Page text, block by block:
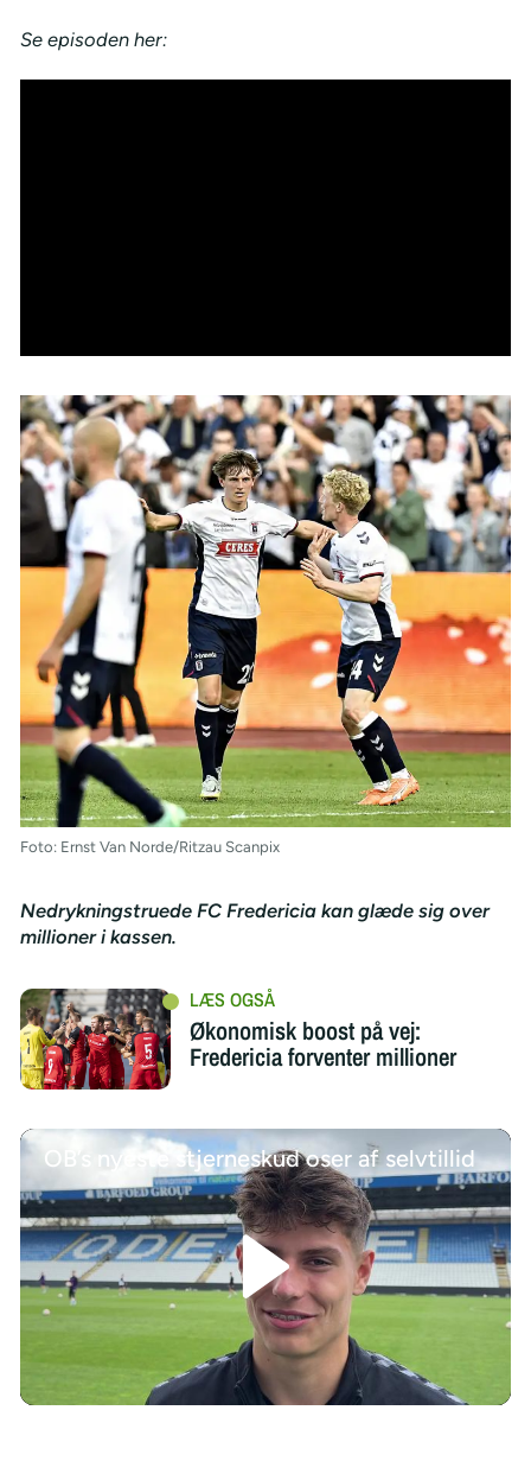
Se episoden her:
Foto: Ernst Van Norde/Ritzau Scanpix
Nedrykningstruede FC Fredericia kan glæde sig over
millioner i kassen.
Økonomisk boost på vej:
Fredericia forventer millioner
OB’s nyeste stjerneskud oser af selvtillid
/